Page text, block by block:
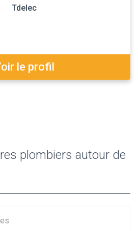
Tdelec
le profil
plombiers autour de